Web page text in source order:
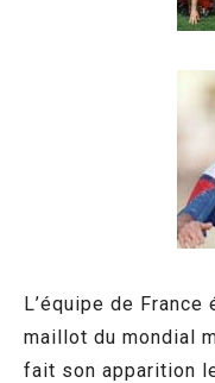
L’équipe de France
maillot du mondial
fait son apparition